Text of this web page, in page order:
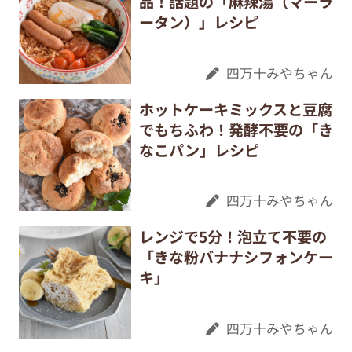
ータン）」レシピ
四万十みやちゃん
ホットケーキミックスと豆腐
でもちふわ！発酵不要の「き
なこパン」レシピ
四万十みやちゃん
レンジで5分！泡立て不要の
「きな粉バナナシフォンケー
キ」
四万十みやちゃん